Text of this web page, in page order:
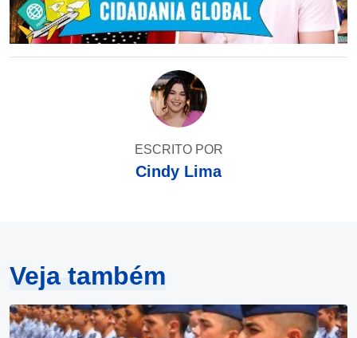
ESCRITO POR
Cindy Lima
Veja também